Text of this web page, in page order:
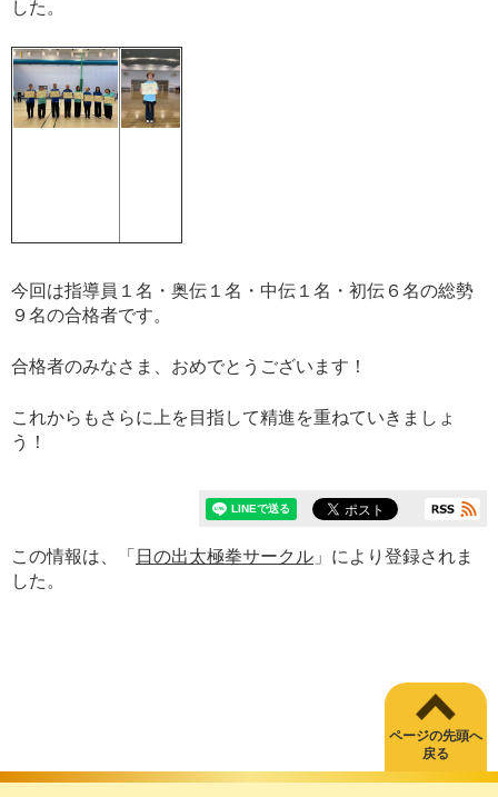
した。
今回は指導員１名・奥伝１名・中伝１名・初伝６名の総勢
９名の合格者です。
合格者のみなさま、おめでとうございます！
これからもさらに上を目指して精進を重ねていきましょ
う！
この情報は、「 日の出太極拳サークル 」により登録されま
した。
ページの先頭へ
戻る